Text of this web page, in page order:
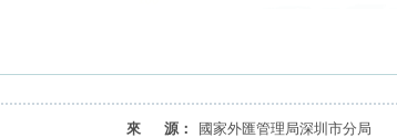
來 源：
國家外匯管理局深圳市分局